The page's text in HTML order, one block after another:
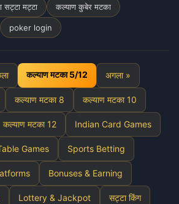
सट्टा मट्टा कल्याण कुबेर मटका
poker login
कल्याण मटका 5/12 अगला »
कल्याण मटका 8 कल्याण मटका 10
कल्याण मटका 12 Indian Card Games
Games Sports Betting
Bonuses & Earning
Lottery & Jackpot सट्टा किंग